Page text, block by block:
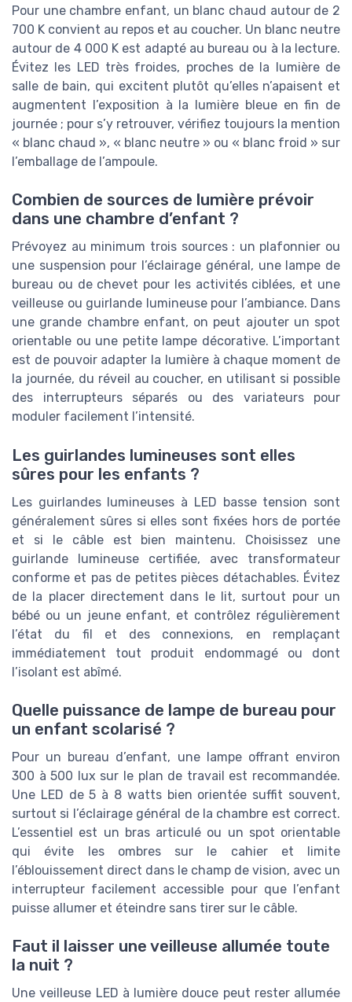
Pour une chambre enfant, un blanc chaud autour de 2
700 K convient au repos et au coucher. Un blanc neutre
autour de 4 000 K est adapté au bureau ou à la lecture.
Évitez les LED très froides, proches de la lumière de
salle de bain, qui excitent plutôt qu’elles n’apaisent et
augmentent l’exposition à la lumière bleue en fin de
journée ; pour s’y retrouver, vérifiez toujours la mention
« blanc chaud », « blanc neutre » ou « blanc froid » sur
l’emballage de l’ampoule.
Combien de sources de lumière prévoir
dans une chambre d’enfant ?
Prévoyez au minimum trois sources : un plafonnier ou
une suspension pour l’éclairage général, une lampe de
bureau ou de chevet pour les activités ciblées, et une
veilleuse ou guirlande lumineuse pour l’ambiance. Dans
une grande chambre enfant, on peut ajouter un spot
orientable ou une petite lampe décorative. L’important
est de pouvoir adapter la lumière à chaque moment de
la journée, du réveil au coucher, en utilisant si possible
des interrupteurs séparés ou des variateurs pour
moduler facilement l’intensité.
Les guirlandes lumineuses sont elles
sûres pour les enfants ?
Les guirlandes lumineuses à LED basse tension sont
généralement sûres si elles sont fixées hors de portée
et si le câble est bien maintenu. Choisissez une
guirlande lumineuse certifiée, avec transformateur
conforme et pas de petites pièces détachables. Évitez
de la placer directement dans le lit, surtout pour un
bébé ou un jeune enfant, et contrôlez régulièrement
l’état du fil et des connexions, en remplaçant
immédiatement tout produit endommagé ou dont
l’isolant est abîmé.
Quelle puissance de lampe de bureau pour
un enfant scolarisé ?
Pour un bureau d’enfant, une lampe offrant environ
300 à 500 lux sur le plan de travail est recommandée.
Une LED de 5 à 8 watts bien orientée suffit souvent,
surtout si l’éclairage général de la chambre est correct.
L’essentiel est un bras articulé ou un spot orientable
qui évite les ombres sur le cahier et limite
l’éblouissement direct dans le champ de vision, avec un
interrupteur facilement accessible pour que l’enfant
puisse allumer et éteindre sans tirer sur le câble.
Faut il laisser une veilleuse allumée toute
la nuit ?
Une veilleuse LED à lumière douce peut rester allumée